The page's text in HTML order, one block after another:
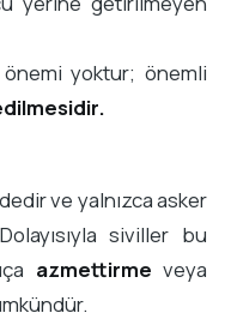
yoktur; önemli
ve yalnızca asker
siviller bu
azmettirme veya